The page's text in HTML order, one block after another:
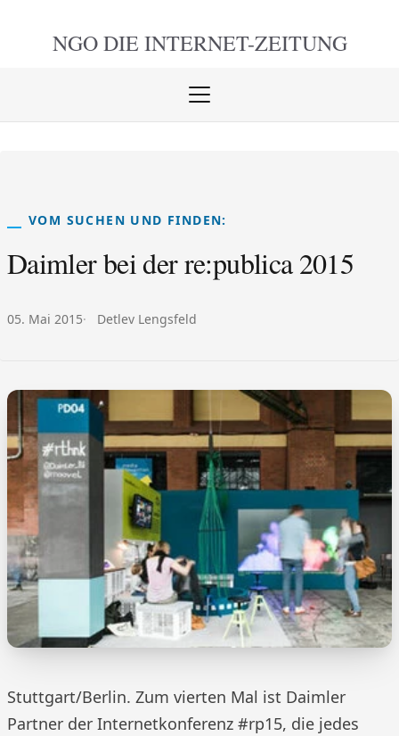
NGO DIE INTERNET-ZEITUNG
Menü
VOM SUCHEN UND FINDEN:
Daimler bei der re:publica 2015
Veröffentlicht am:
05. Mai 2015 Autor:
Detlev Lengsfeld
Stuttgart/Berlin. Zum vierten Mal ist Daimler
Partner der Internetkonferenz #rp15, die jedes